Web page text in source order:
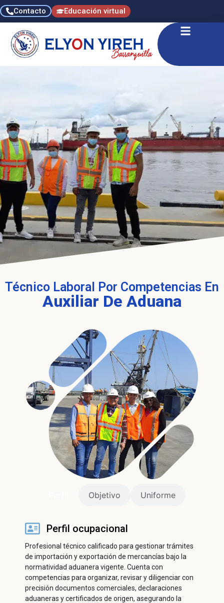
Contacto Educación virtual
Técnico Laboral Por Competencias En
Auxiliar De Aduana
Objetivo Uniforme
Perfil ocupacional
Profesional técnico calificado para gestionar trámites
de importación y exportación de mercancías bajo la
normatividad aduanera vigente. Cuenta con
competencias para organizar, revisar y diligenciar con
precisión documentos comerciales, declaraciones
aduaneras y certificados de origen, asegurando la